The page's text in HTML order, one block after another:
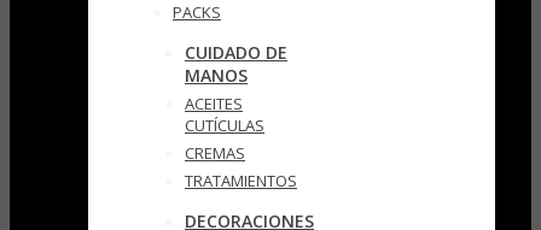
PACKS
CUIDADO DE
MANOS
ACEITES
CUTÍCULAS
CREMAS
TRATAMIENTOS
DECORACIONES